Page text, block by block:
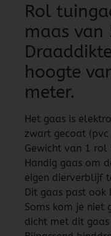
Rol
maas van
hoogte
meter.
Het gaas is
zwart gecoat (pvc
Gewicht van 1 rol
Handig gaas om
eigen dierverblijf
Dit gaas past ook
Soms kom je niet
dicht met dit